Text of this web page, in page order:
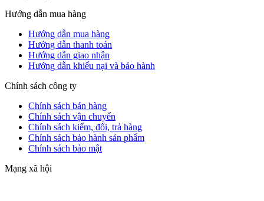
Hướng dẫn mua hàng
Hướng dẫn mua hàng
Hướng dẫn thanh toán
Hướng dẫn giao nhận
Hướng dẫn khiếu nại và bảo hành
Chính sách công ty
Chính sách bán hàng
Chính sách vận chuyển
Chính sách kiểm, đổi, trả hàng
Chính sách bảo hành sản phẩm
Chính sách bảo mật
Mạng xã hội